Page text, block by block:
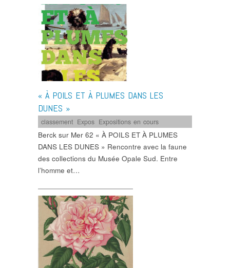
« À POILS ET À PLUMES DANS LES
DUNES »
classement Expos Expositions en cours
Berck sur Mer 62 « À POILS ET À PLUMES
DANS LES DUNES » Rencontre avec la faune
des collections du Musée Opale Sud. Entre
l’homme et…